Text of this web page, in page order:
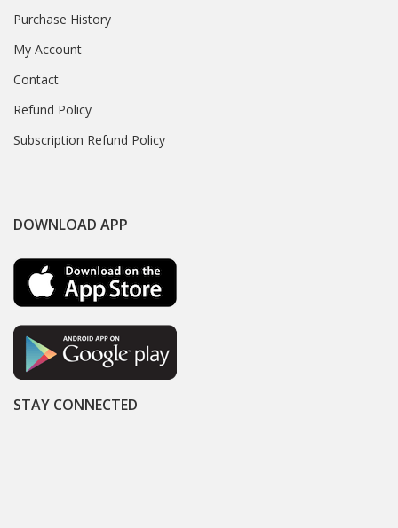
Purchase History
My Account
Contact
Refund Policy
Subscription Refund Policy
DOWNLOAD APP
STAY CONNECTED